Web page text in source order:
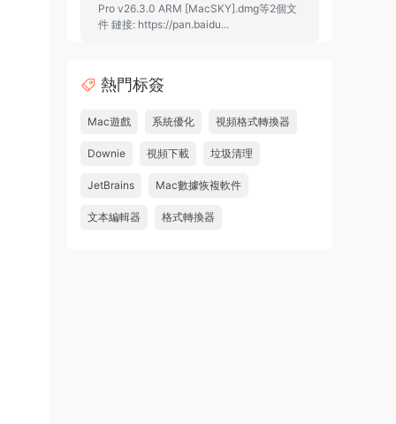
Pro v26.3.0 ARM [MacSKY].dmg等2個文
件 鏈接: https://pan.baidu...
中文破解版 PR2026 強大視頻編輯軟件
中文破解版 PR2026 強大視頻編輯軟件
熱門标簽
Mac遊戲 系統優化 視頻格式轉換器
Downie 視頻下載 垃圾清理
JetBrains Mac數據恢複軟件
文本編輯器 格式轉換器